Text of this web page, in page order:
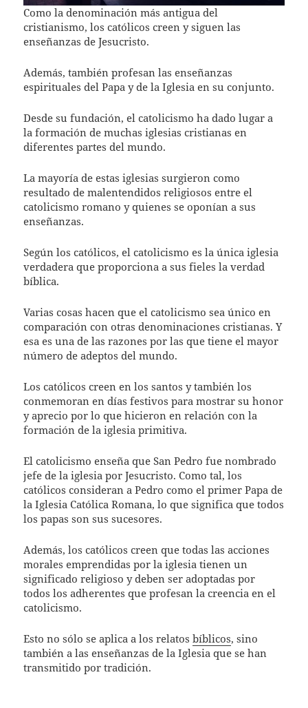
Como la denominación más antigua del
cristianismo, los católicos creen y siguen las
enseñanzas de Jesucristo.
Además, también profesan las enseñanzas
espirituales del Papa y de la Iglesia en su conjunto.
Desde su fundación, el catolicismo ha dado lugar a
la formación de muchas iglesias cristianas en
diferentes partes del mundo.
La mayoría de estas iglesias surgieron como
resultado de malentendidos religiosos entre el
catolicismo romano y quienes se oponían a sus
enseñanzas.
Según los católicos, el catolicismo es la única iglesia
verdadera que proporciona a sus fieles la verdad
bíblica.
Varias cosas hacen que el catolicismo sea único en
comparación con otras denominaciones cristianas. Y
esa es una de las razones por las que tiene el mayor
número de adeptos del mundo.
Los católicos creen en los santos y también los
conmemoran en días festivos para mostrar su honor
y aprecio por lo que hicieron en relación con la
formación de la iglesia primitiva.
El catolicismo enseña que San Pedro fue nombrado
jefe de la iglesia por Jesucristo. Como tal, los
católicos consideran a Pedro como el primer Papa de
la Iglesia Católica Romana, lo que significa que todos
los papas son sus sucesores.
Además, los católicos creen que todas las acciones
morales emprendidas por la iglesia tienen un
significado religioso y deben ser adoptadas por
todos los adherentes que profesan la creencia en el
catolicismo.
Esto no sólo se aplica a los relatosbíblicos, sino
también a las enseñanzas de la Iglesia que se han
transmitido por tradición.